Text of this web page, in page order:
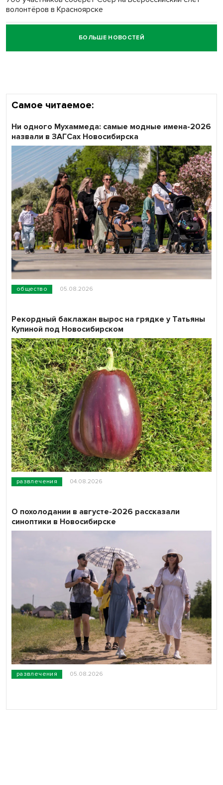
волонтёров в Красноярске
Честный выбор: видеонаблюдение обеспечит
объективность результатов ЕДГ в Новосибирской
БОЛЬШЕ НОВОСТЕЙ
Самое читаемое:
общество 05.08.2026
Ни одного Мухаммеда: самые модные имена-2026
назвали в ЗАГСах Новосибирска
развлечения 04.08.2026
Рекордный баклажан вырос на грядке у Татьяны
Купиной под Новосибирском
развлечения 05.08.2026
О похолодании в августе-2026 рассказали
синоптики в Новосибирске